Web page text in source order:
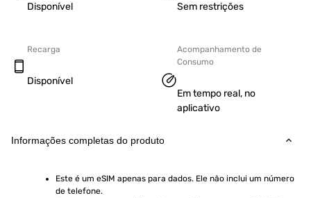
Disponível Sem restrições
Recarga
Disponível
Acompanhamento de
Consumo
Em tempo real, no
aplicativo
Informações completas do produto
Este é um eSIM apenas para dados. Ele não inclui um número
de telefone.